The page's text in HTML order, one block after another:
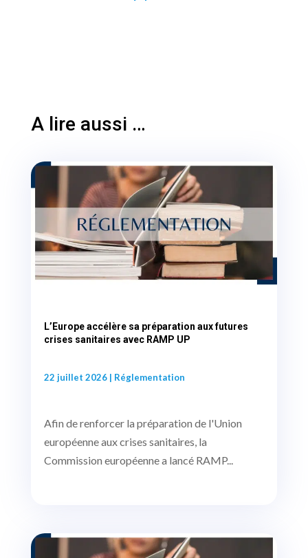
A lire aussi …
L’Europe accélère sa préparation aux futures
crises sanitaires avec RAMP UP
22 juillet 2026| Réglementation
Afin de renforcer la préparation de l'Union
européenne aux crises sanitaires, la
Commission européenne a lancé RAMP...